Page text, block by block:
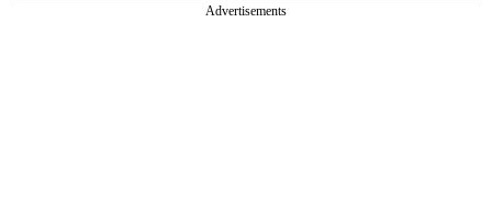
Advertisements